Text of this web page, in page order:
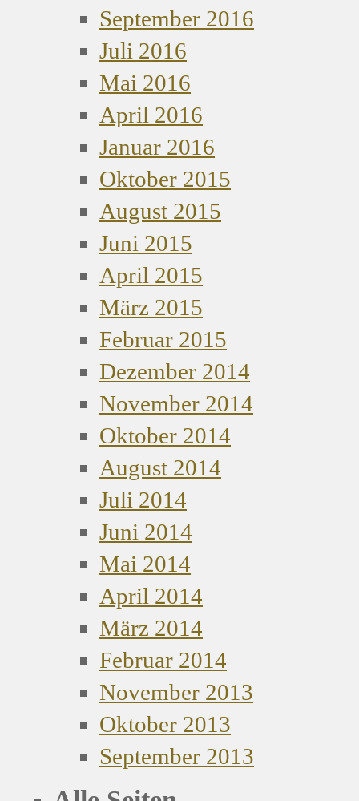
September 2016
Juli 2016
Mai 2016
April 2016
Januar 2016
Oktober 2015
August 2015
Juni 2015
April 2015
März 2015
Februar 2015
Dezember 2014
November 2014
Oktober 2014
August 2014
Juli 2014
Juni 2014
Mai 2014
April 2014
März 2014
Februar 2014
November 2013
Oktober 2013
September 2013